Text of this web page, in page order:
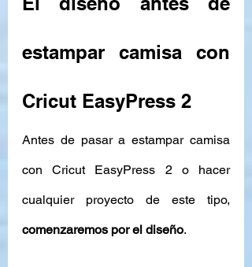
estampar camisa con
Cricut EasyPress 2
Antes de pasar a estampar camisa
con Cricut EasyPress 2 o hacer
comenzaremos por el diseño.